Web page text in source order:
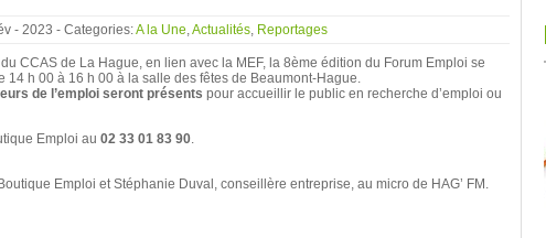
- 2023 - Categories:A la Une,Actualités, Reportages
CCAS de La Hague, en lien avec la MEF, la 8ème édition du Forum Emploi se
14 h 00 à 16 h 00 à la salle des fêtes de Beaumont-Hague.
de l’emploi seront présents pour accueillir le public en recherche d’emploi ou
Emploi au 02 33 01 83 90.
Emploi et Stéphanie Duval, conseillère entreprise, au micro de HAG’ FM.